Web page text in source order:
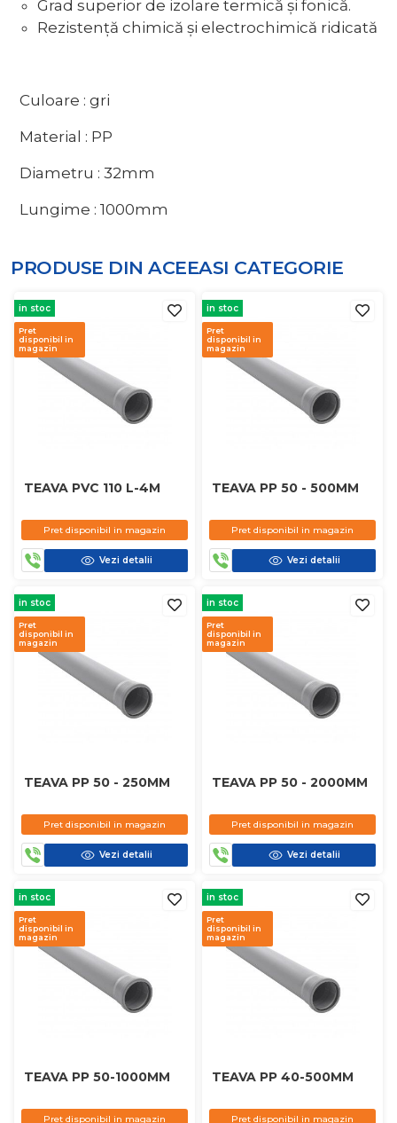
Grad superior de izolare termică și fonică.
Rezistență chimică și electrochimică ridicată
Culoare : gri
Material : PP
Diametru : 32mm
Lungime : 1000mm
PRODUSE DIN ACEEASI CATEGORIE
in stoc
Pret
disponibil in
magazin
TEAVA PVC 110 L-4M
Pret disponibil in magazin
Vezi detalii
in stoc
Pret
disponibil in
magazin
TEAVA PP 50 - 500MM
Pret disponibil in magazin
Vezi detalii
in stoc
Pret
disponibil in
magazin
TEAVA PP 50 - 250MM
Pret disponibil in magazin
Vezi detalii
in stoc
Pret
disponibil in
magazin
TEAVA PP 50 - 2000MM
Pret disponibil in magazin
Vezi detalii
in stoc
Pret
disponibil in
magazin
TEAVA PP 50-1000MM
Pret disponibil in magazin
in stoc
Pret
disponibil in
magazin
TEAVA PP 40-500MM
Pret disponibil in magazin